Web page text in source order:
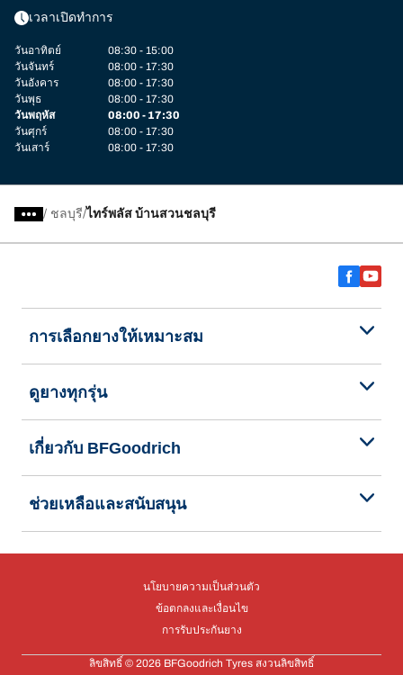
เวลาเปิดทำการ
วันอาทิตย์
08:30 - 15:00
วันจันทร์
08:00 - 17:30
วันอังคาร
08:00 - 17:30
วันพุธ
08:00 - 17:30
วันพฤหัส
08:00 - 17:30
วันศุกร์
08:00 - 17:30
วันเสาร์
08:00 - 17:30
/ ชลบุรี ไทร์พลัส บ้านสวนชลบุรี
การเลือกยางให้เหมาะสม
ดูยางทุกรุ่น
เกี่ยวกับ BFGoodrich
ช่วยเหลือและสนับสนุน
นโยบายความเป็นส่วนตัว
ข้อตกลงและเงื่อนไข
การรับประกันยาง
ลิขสิทธิ์ © 2026 BFGoodrich Tyres สงวนลิขสิทธิ์